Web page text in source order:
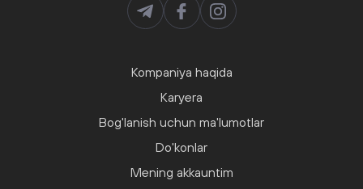
Kompaniya haqida
Karyera
Bog'lanish uchun ma'lumotlar
Do'konlar
Mening akkauntim